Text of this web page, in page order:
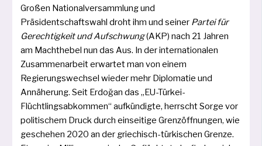
Großen Nationalversammlung und
Präsidentschaftswahl droht ihm und sei­ner Partei für
Gerechtigkeit und Aufschwung(AKP) nach 21 Jahren
am Machthebel nun das Aus. In der inter­na­tio­na­len
Zusammenarbeit erwar­tet man von einem
Regierungswechsel wie­der mehr Diplomatie und
Annäherung. Seit Erdoğan das „EU-Türkei-
Flüchtlingsabkommen“ auf­kün­dig­te, herrscht Sorge vor
poli­ti­schem Druck durch ein­sei­ti­ge Grenzöffnungen, wie
gesche­hen 2020 an der grie­chisch-tür­ki­schen Grenze.